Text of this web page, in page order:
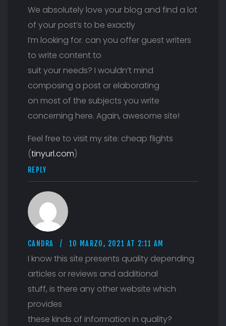
We absolutely love your blog and find a lot
of your post’s to be exactly
I’m looking for. can you offer guest writers
to write content to
suit your needs? I wouldn’t mind
composing a post or elaborating
on most of the subjects you write
concerning here. Again, awesome site!
Feel free to visit my site: cheap flights
(tinyurl.com)
REPLY
CANDRA 10 MARZO, 2021 AT 2:11 AM
I know this site presents quality depending
articles or reviews and additional
stuff, is there any other website which
provides
these kinds of information in quality?